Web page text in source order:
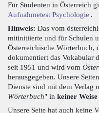
Für Studenten in Österreich
Aufnahmetest Psychologie .
Hinweis: Das vom
mitinitiierte und für Schulen
Österreichische Wörterbuch,
dokumentiert das Vokabular
seit 1951 und wird vom
herausgegeben. Unsere
Dienste sind mit dem Verlag
Wörterbuch" in keiner
Unsere Seite hat auch keine